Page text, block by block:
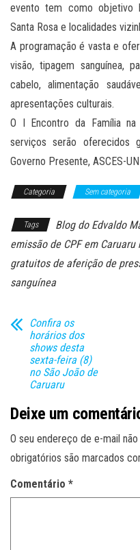
evento tem como objetivo
Santa Rosa e localidades
A programação é vasta e
visão, tipagem sanguínea,
cabelo, alimentação
apresentações culturais.
O I Encontro da Família
serviços serão oferecidos
Governo Presente, ASCES-
Categoria Sem categoria
Tags Blog do Edvaldo
emissão de CPF em
gratuitos de aferição de
sanguínea
Confira os
horários dos
shows desta
sexta-feira (8)
no São João de
Caruaru
Deixe um
O seu endereço de e-mail
obrigatórios são marcados
Comentário *